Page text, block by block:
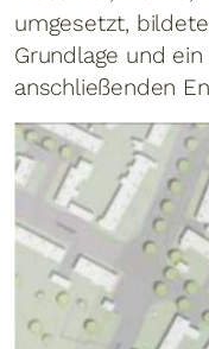
umgesetzt,
Grundlage und
anschließenden